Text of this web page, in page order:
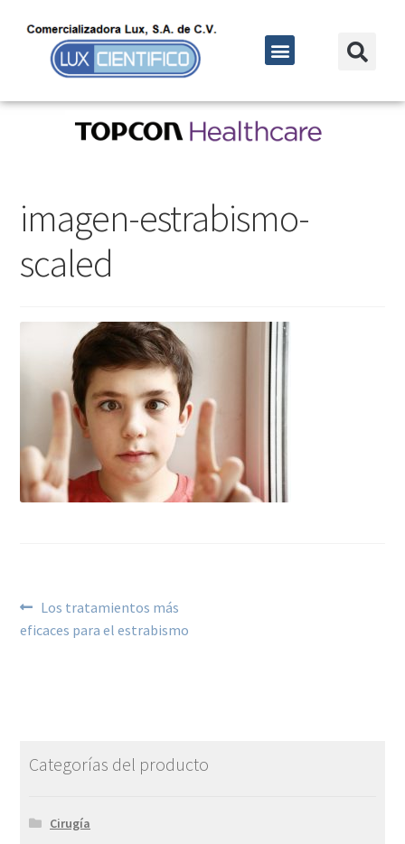
imagen-estrabismo-
scaled
Los tratamientos más
eficaces para el estrabismo
Categorías del producto
Cirugía